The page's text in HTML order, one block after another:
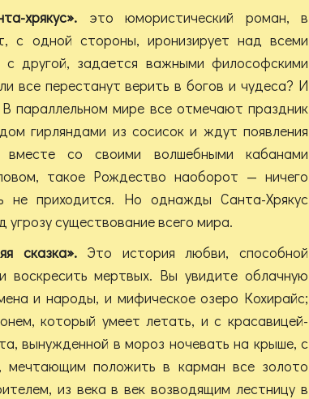
хрякус». это юмористический роман, в
с одной стороны, иронизирует над всеми
другой, задается важными философскими
все перестанут верить в богов и чудеса? И
параллельном мире все отмечают праздник
гирляндами из сосисок и ждут появления
вместе со своими волшебными кабанами
такое Рождество наоборот — ничего
не приходится. Но однажды Санта-Хрякус
угрозу существование всего мира.
сказка». Это история любви, способной
воскресить мертвых. Вы увидите облачную
и народы, и мифическое озеро Кохирайс;
который умеет летать, и с красавицей-
вынужденной в мороз ночевать на крыше, с
мечтающим положить в карман все золото
из века в век возводящим лестницу в